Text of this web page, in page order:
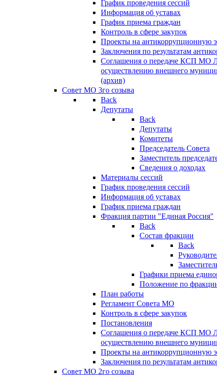
График проведения сессий
Информация об уставах
График приема граждан
Контроль в сфере закупок
Проекты на антикоррупционную
Заключения по результатам
Соглашения о передаче КСП МО
осуществлению внешнего
(архив)
Совет МО 3го созыва
Back
Депутаты
Back
Депутаты
Комитеты
Председатель Совета
Заместитель
Сведения о доходах
Материалы сессий
График проведения сессий
Информация об уставах
График приема граждан
Фракция партии "Единая Россия"
Back
Состав фракции
Back
Графики приема
Положение по
План работы
Регламент Совета МО
Контроль в сфере закупок
Постановления
Соглашения о передаче КСП МО
осуществлению внешнего
Проекты на антикоррупционную
Заключения по результатам
Совет МО 2го созыва